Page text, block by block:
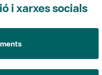
i xarxes socials